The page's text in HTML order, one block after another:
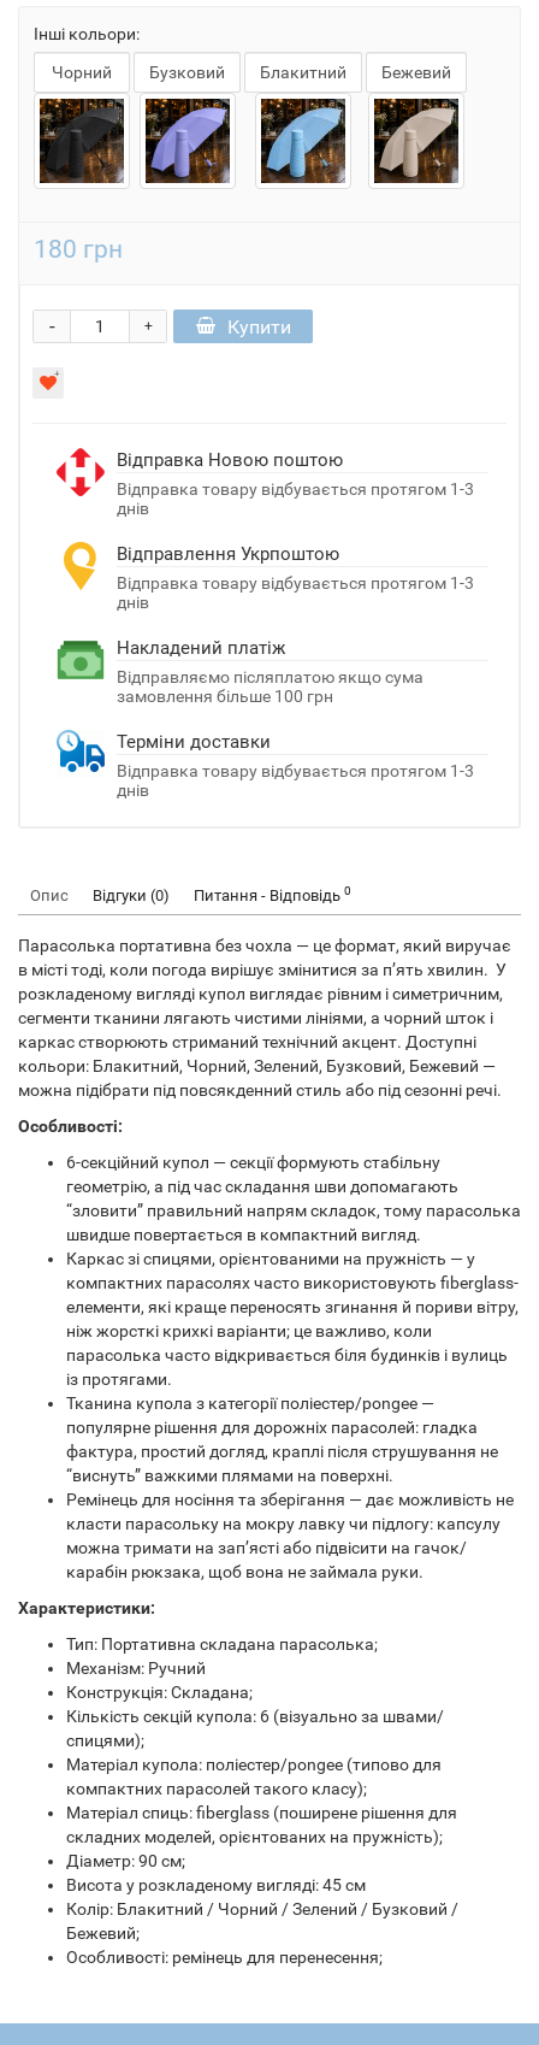
Інші кольори:
Чорний
Бузковий Блакитний Бежевий
180 грн
+
- Купити
Відправка Новою поштою
Відправка товару відбувається протягом 1-3
днів
Відправлення Укрпоштою
Відправка товару відбувається протягом 1-3
днів
Накладений платіж
Відправляємо післяплатою якщо сума
замовлення більше 100 грн
Терміни доставки
Відправка товару відбувається протягом 1-3
днів
Опис Відгуки (0) Питання - Відповідь 0
Парасолька портативна без чохла — це формат, який виручає
в місті тоді, коли погода вирішує змінитися за п’ять хвилин. У
розкладеному вигляді купол виглядає рівним і симетричним,
сегменти тканини лягають чистими лініями, а чорний шток і
каркас створюють стриманий технічний акцент. Доступні
кольори: Блакитний, Чорний, Зелений, Бузковий, Бежевий —
можна підібрати під повсякденний стиль або під сезонні речі.
Особливості:
6-секційний купол — секції формують стабільну
геометрію, а під час складання шви допомагають
“зловити” правильний напрям складок, тому парасолька
швидше повертається в компактний вигляд.
Каркас зі спицями, орієнтованими на пружність — у
компактних парасолях часто використовують fiberglass-
елементи, які краще переносять згинання й пориви вітру,
ніж жорсткі крихкі варіанти; це важливо, коли
парасолька часто відкривається біля будинків і вулиць
із протягами.
Тканина купола з категорії поліестер/pongee —
популярне рішення для дорожніх парасолей: гладка
фактура, простий догляд, краплі після струшування не
“виснуть” важкими плямами на поверхні.
Ремінець для носіння та зберігання — дає можливість не
класти парасольку на мокру лавку чи підлогу: капсулу
можна тримати на зап’ясті або підвісити на гачок/
карабін рюкзака, щоб вона не займала руки.
Характеристики:
Тип: Портативна складана парасолька;
Механізм: Ручний
Конструкція: Складана;
Кількість секцій купола: 6 (візуально за швами/
спицями);
Матеріал купола: поліестер/pongee (типово для
компактних парасолей такого класу);
Матеріал спиць: fiberglass (поширене рішення для
складних моделей, орієнтованих на пружність);
Діаметр: 90 см;
Висота у розкладеному вигляді: 45 см
Колір: Блакитний / Чорний / Зелений / Бузковий /
Бежевий;
Особливості: ремінець для перенесення;